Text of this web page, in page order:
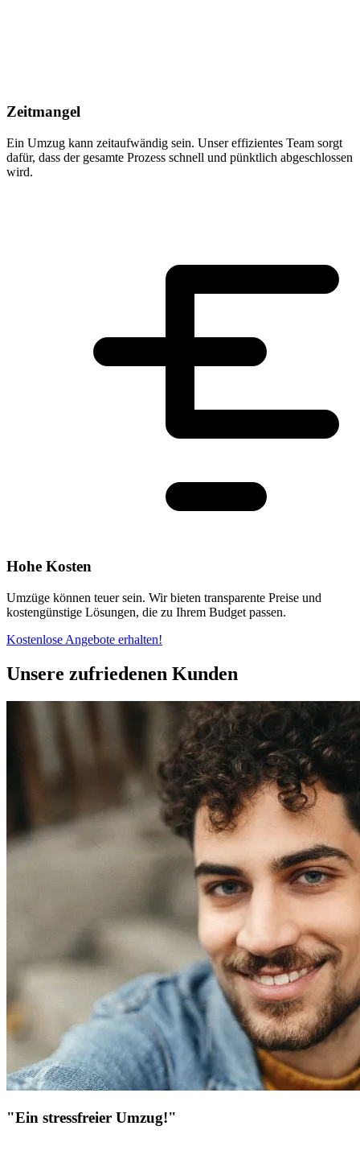
Zeitmangel
Ein Umzug kann zeitaufwändig sein. Unser effizientes Team sorgt
dafür, dass der gesamte Prozess schnell und pünktlich abgeschlossen
wird.
Hohe Kosten
Umzüge können teuer sein. Wir bieten transparente Preise und
kostengünstige Lösungen, die zu Ihrem Budget passen.
Kostenlose Angebote erhalten!
Unsere zufriedenen Kunden
"Ein stressfreier Umzug!"